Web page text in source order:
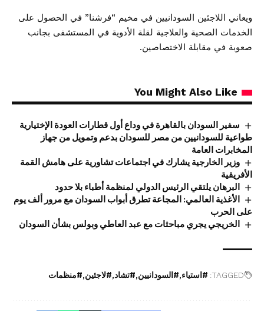
ويعاني اللاجئين السودانيين في مخيم “فرشنا” في الحصول على
الخدمات الصحية والعلاجية لقلة الأدوية في المستشفى بجانب
صعوبة في مقابلة الاختصاصين.
You Might Also Like
سفير السودان بالقاهرة في وداع أول قطارات العودة الإختيارية
طواعية للسودانيين من مصر للسودان بدعم وتمويل من جهاز
المخابرات العامة
وزير الخارجية يشارك في اجتماعات تشاورية على هامش القمة
الأفريقية
البرهان يلتقي الرئيس الدولي لمنظمة أطباء بلا حدود
الأغذية العالمي: المجاعة تطرق أبواب السودان مع مرور ألف يوم
على الحرب
الخريجي يجري مباحثات مع عبد العاطي وبولس بشأن السودان
TAGGED: #استياء #السودانيين #تشاد #لاجئين #منظمات